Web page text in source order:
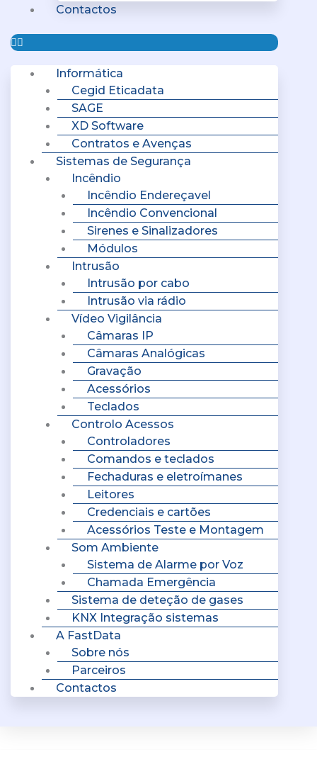
Contactos
Informática
Cegid Eticadata
SAGE
XD Software
Contratos e Avenças
Sistemas de Segurança
Incêndio
Incêndio Endereçavel
Incêndio Convencional
Sirenes e Sinalizadores
Módulos
Intrusão
Intrusão por cabo
Intrusão via rádio
Vídeo Vigilância
Câmaras IP
Câmaras Analógicas
Gravação
Acessórios
Teclados
Controlo Acessos
Controladores
Comandos e teclados
Fechaduras e eletroímanes
Leitores
Credenciais e cartões
Acessórios Teste e Montagem
Som Ambiente
Sistema de Alarme por Voz
Chamada Emergência
Sistema de deteção de gases
KNX Integração sistemas
A FastData
Sobre nós
Parceiros
Contactos